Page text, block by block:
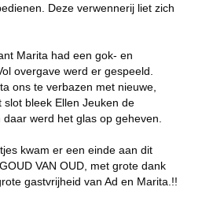
Deze verwennerij liet zich
Marita had een gok- en
overgave werd er gespeeld.
ons te verbazen met nieuwe,
slot bleek Ellen Jeuken de
werd het glas op geheven.
kwam er een einde aan dit
VAN OUD, met grote dank
gastvrijheid van Ad en Marita.!!